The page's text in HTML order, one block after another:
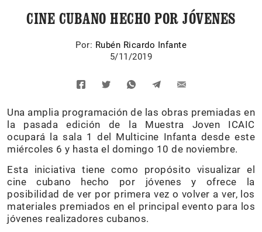
CINE CUBANO HECHO POR JÓVENES
Por: Rubén Ricardo Infante
5/11/2019
Una amplia programación de las obras premiadas en
la pasada edición de la Muestra Joven ICAIC
ocupará la sala 1 del Multicine Infanta desde este
miércoles 6 y hasta el domingo 10 de noviembre.
Esta iniciativa tiene como propósito visualizar el
cine cubano hecho por jóvenes y ofrece la
posibilidad de ver por primera vez o volver a ver, los
materiales premiados en el principal evento para los
jóvenes realizadores cubanos.